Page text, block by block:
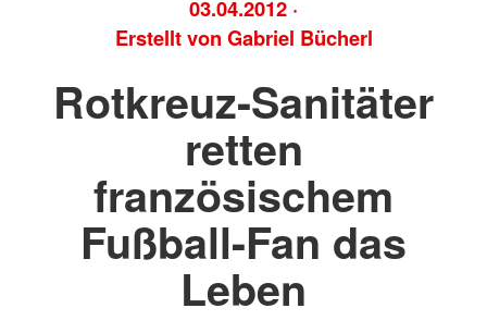
03.04.2012 ·
Erstellt von Gabriel Bücherl
Rotkreuz-Sanitäter
retten
französischem
Fußball-Fan das
Leben